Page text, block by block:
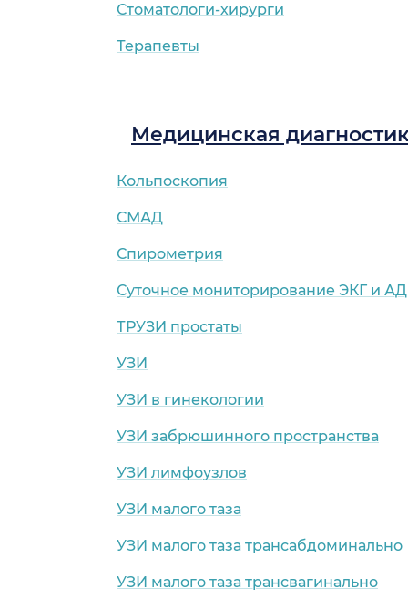
Стоматологи-хирурги
Терапевты
Медицинская
Кольпоскопия
СМАД
Спирометрия
Суточное мониторирование ЭКГ и АД
ТРУЗИ простаты
УЗИ
УЗИ в гинекологии
УЗИ забрюшинного пространства
УЗИ лимфоузлов
УЗИ малого таза
УЗИ малого таза трансабдоминально
УЗИ малого таза трансвагинально